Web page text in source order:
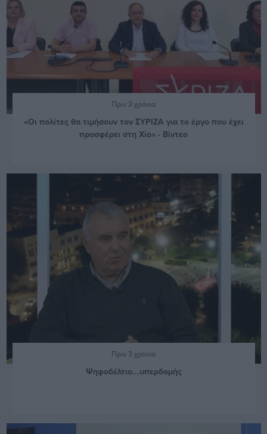
Πριν 3 χρόνια
«Οι πολίτες θα τιμήσουν τον ΣΥΡΙΖΑ για το έργο που έχει
προσφέρει στη Χίο» - Βίντεο
Πριν 3 χρόνια
Ψηφοδέλτιο...υπερδομής